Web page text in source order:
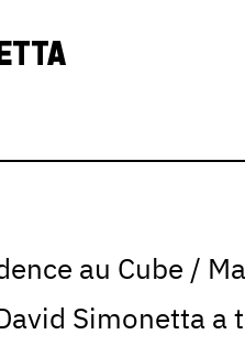
au Cube /
Simonetta a